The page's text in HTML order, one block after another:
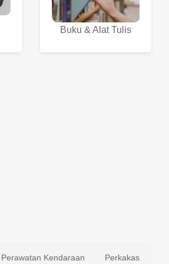
Buku & Alat Tulis
Perawatan Kendaraan Perkakas